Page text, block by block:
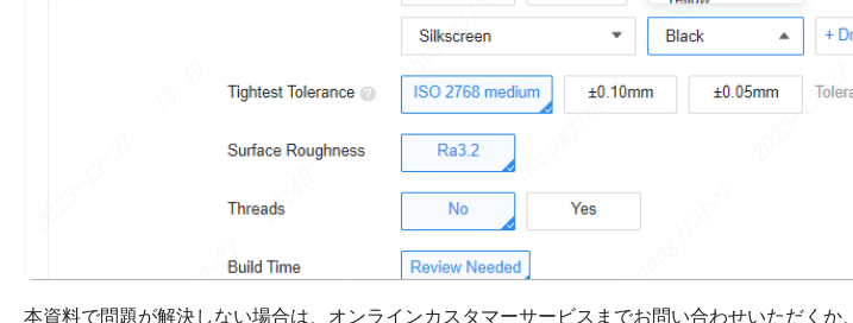
本資料で問題が解決しない場合は、オンラインカスタマーサービスまでお問い合わせいただくか、